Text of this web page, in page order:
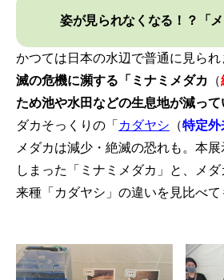
姿が見られなくなる！？「
かつては日本の水辺で普通に見られ
滅の危機に瀕する 「ミナミメダカ （
ため池や水田などの生息地が減って
ダカそっくりの「 カダヤシ （特定外
メダカは減少・絶滅の恐れも。本
しまった「ミナミメダカ」と、メ
来種「カダヤシ」の違いを見比べて